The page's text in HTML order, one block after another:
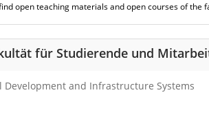
open teaching materials and open courses of the
für Studierende und
Development and Infrastructure Systems